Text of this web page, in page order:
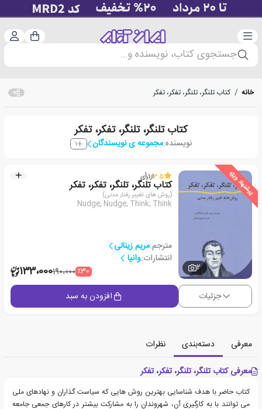
دسته‌بندی سبد
جستجوی کتاب، نویسنده و...
خانه / کتاب تلنگر، تلنگر، تفکر، تفکر
کتاب تلنگر، تلنگر، تفکر، تفکر
نویسنده:مجموعه ی نویسندگان 1
پیشنهاد ویژه
2
3.5از1رأی
کتاب تلنگر، تلنگر، تفکر، تفکر
(روش های تغییر رفتار مدنی)
Nudge, Nudge, Think, Think
مترجم:مریم زینالی
انتشارات:وانیا
٪30190،000133،000
جزئیات افزودن به سبد
معرفی دسته‌بندی
نظرات
معرفی کتاب تلنگر، تلنگر، تفکر، تفکر
کتاب حاضر با هدف شناسایی بهترین روش هایی که سیاست گذاران و نهادهای ملی
می توانند با به کارگیری آن، شهروندان را به مشارکت بیشتر در کارهای جمعی جامعه